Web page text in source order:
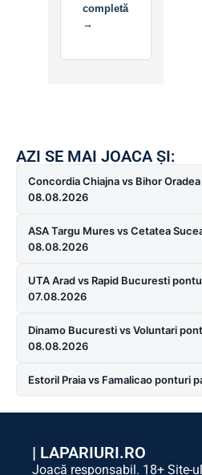
completă
→
AZI SE MAI JOACA ȘI:
Concordia Chiajna vs Bihor
08.08.2026
ASA Targu Mures vs Cetatea
08.08.2026
UTA Arad vs Rapid Bucuresti
07.08.2026
Dinamo Bucuresti vs Voluntari
08.08.2026
Estoril Praia vs Famalicao ponturi
| LAPARIURI.RO
Joacă responsabil. 18+ Site-